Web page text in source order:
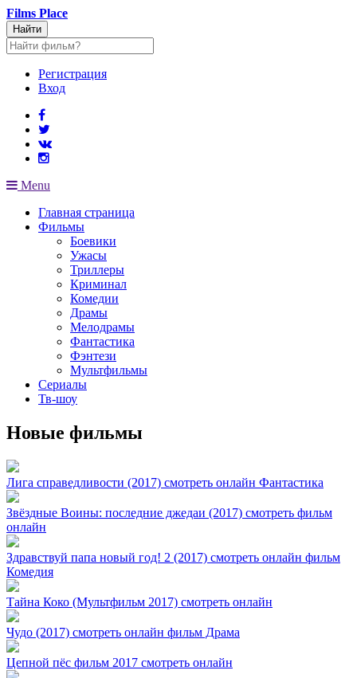
Films Place
Найти
Регистрация
Вход
Menu
Главная страница
Фильмы
Боевики
Ужасы
Триллеры
Криминал
Комедии
Драмы
Мелодрамы
Фантастика
Фэнтези
Мультфильмы
Сериалы
Тв-шоу
Новые фильмы
Лига справедливости (2017) смотреть онлайн Фантастика
Звёздные Воины: последние джедаи (2017) смотреть фильм
онлайн
Здравствуй папа новый год! 2 (2017) смотреть онлайн фильм
Комедия
Тайна Коко (Мультфильм 2017) смотреть онлайн
Чудо (2017) смотреть онлайн фильм Драма
Цепной пёс фильм 2017 смотреть онлайн